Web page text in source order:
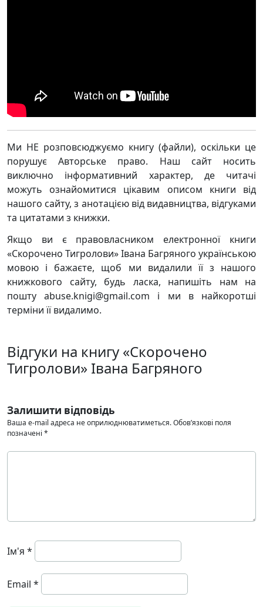
Ми НЕ розповсюджуємо книгу (файли), оскільки це
порушує Авторське право. Наш сайт носить
виключно інформативний характер, де читачі
можуть ознайомитися цікавим описом книги від
нашого сайту, з анотацією від видавництва, відгуками
та цитатами з книжки.
Якщо ви є правовласником електронної книги
«Скорочено Тигролови» Івана Багряного українською
мовою і бажаєте, щоб ми видалили її з нашого
книжкового сайту, будь ласка, напишіть нам на
пошту abuse.knigi@gmail.com і ми в найкоротші
терміни її видалимо.
Відгуки на книгу «Скорочено
Тигролови» Івана Багряного
Залишити відповідь
Ваша e-mail адреса не оприлюднюватиметься.Обов’язкові поля
позначені *
Ім'я *
Email *